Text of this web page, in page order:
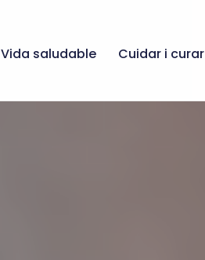
Vida saludable Cuidar i curar